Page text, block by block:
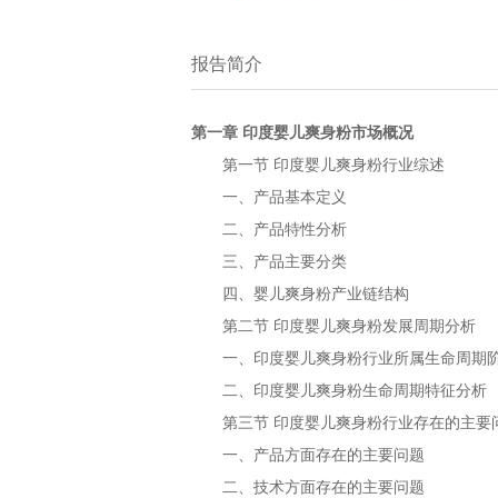
报告简介
第一章 印度婴儿爽身粉市场概况
第一节 印度婴儿爽身粉行业综述
一、产品基本定义
二、产品特性分析
三、产品主要分类
四、 婴儿爽身粉产业链结构
第二节 印度婴儿爽身粉发展周期分析
一、 印度婴儿爽身粉行业所属生命周期
二、 印度婴儿爽身粉生命周期特征分析
第三节 印度婴儿爽身粉行业存在的主要
一、产品方面存在的主要问题
二、技术方面存在的主要问题